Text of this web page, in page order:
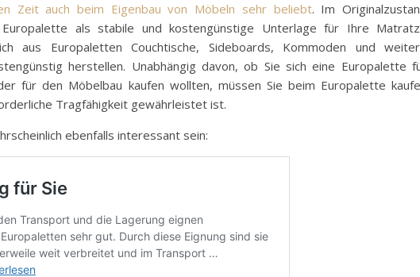
Zeit auch beim Eigenbau von Möbeln sehr beliebt. Im
als stabile und kostengünstige Unterlage für Ihre
aus Europaletten Couchtische, Sideboards, Kommoden und
herstellen. Unabhängig davon, ob Sie sich eine Europalette
für den Möbelbau kaufen wollten, müssen Sie beim Europalette
Tragfähigkeit gewährleistet ist.
ebenfalls interessant sein: